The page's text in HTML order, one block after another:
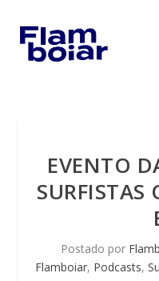
EVENTO
SURFISTAS
Postado por
Flamboiar, Podcasts,